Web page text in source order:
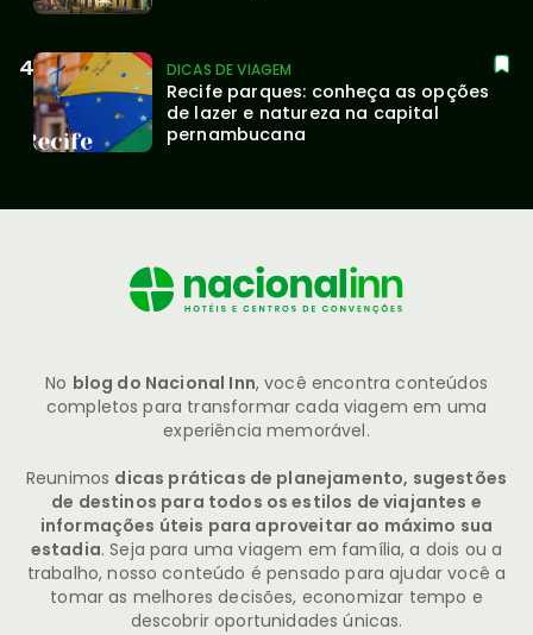
DICAS DE VIAGEM
Recife parques: conheça as opções
de lazer e natureza na capital
pernambucana
No blog do Nacional Inn, você encontra conteúdos
completos para transformar cada viagem em uma
experiência memorável.
Reunimos dicas práticas de planejamento, sugestões
de destinos para todos os estilos de viajantes e
informações úteis para aproveitar ao máximo sua
estadia. Seja para uma viagem em família, a dois ou a
trabalho, nosso conteúdo é pensado para ajudar você a
tomar as melhores decisões, economizar tempo e
descobrir oportunidades únicas.